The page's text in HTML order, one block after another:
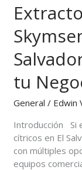
tu
General / Edwin
Introducción Si
cítricos en El
con múltiples
equipos
Cítricos
Skymsen
ESB-
N
en
Salvador:
¿Vale
Pena
para
tu
Negocio?